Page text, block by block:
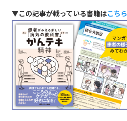
▼この記事が載っている書籍はこちら